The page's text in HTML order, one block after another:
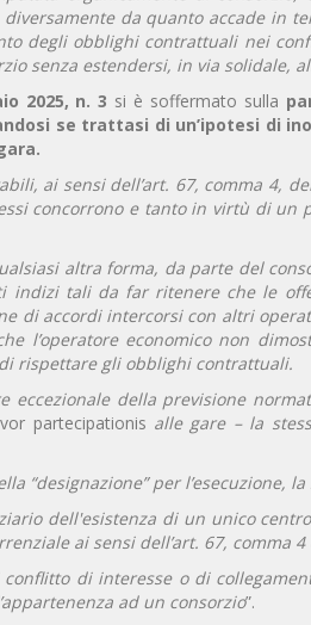
da quanto accade in
degli obblighi contrattuali nei
senza estendersi, in via solidale,
2025, n. 3 si è soffermato sulla
se trattasi di un’ipotesi di
ai sensi dell’art. 67, comma 4,
concorrono e tanto in virtù di un
altra forma, da parte del
indizi tali da far ritenere che le
di accordi intercorsi con altri
l’operatore economico non
rispettare gli obblighi contrattuali.
eccezionale della previsione
partecipationis alle gare – la
“designazione” per l’esecuzione,
dell'esistenza di un unico
ai sensi dell’art. 67, comma 4
di interesse o di
ad un consorzio”.